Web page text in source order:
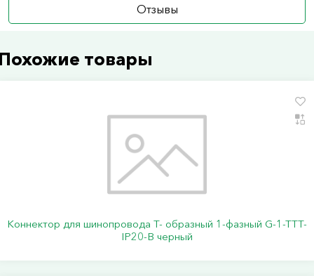
Отзывы
товары
Коннектор для шинопровода Т- образный 1-фазный G-1-TTT-
IP20-B черный